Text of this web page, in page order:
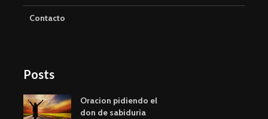
Contacto
Posts
Oracion pidiendo el
don de sabiduria